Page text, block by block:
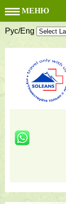
МЕНЮ
Рус/Eng